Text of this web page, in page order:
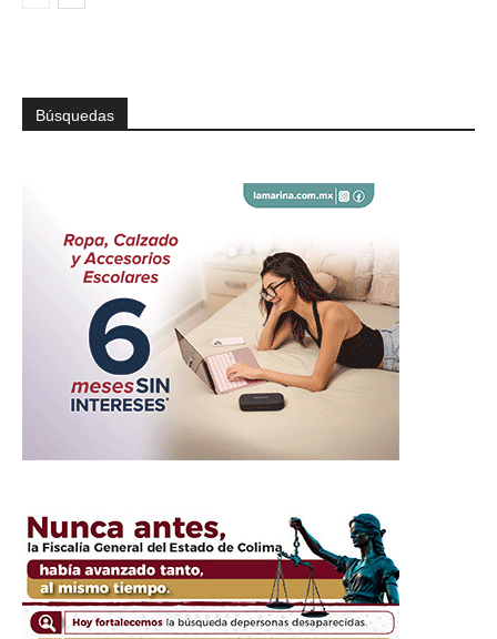
Búsquedas